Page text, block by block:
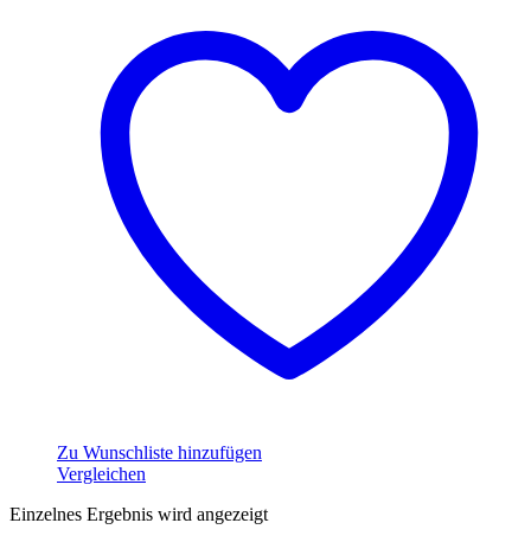
Zu Wunschliste hinzufügen
Vergleichen
Einzelnes Ergebnis wird angezeigt